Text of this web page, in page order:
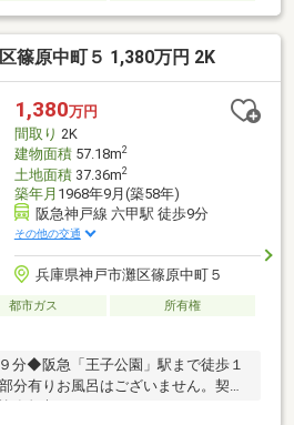
篠原中町５ 1,380万円 2K
1,380万円
間取り 2K
建物面積57.18m2
土地面積37.36m2
築年月 1968年9月(築58年)
阪急神戸線 六甲駅 徒歩9分
その他の交通
兵庫県神戸市灘区篠原中町５
都市ガス
所有権
分◆阪急「王子公園」駅まで徒歩１
有りお風呂はございません。契約